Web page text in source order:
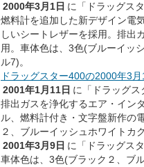
2000年3月1日 に「ドラッグス
燃料計を追加した新デザイン電
しいシートレザーを採用。排出
用。車体色は、3色(ブルーイッ
ル7)。
ドラッグスター400の2000年3
2001年1月11日 に「ドラッグス
排出ガスを浄化するエア・イン
ル、燃料計付き・文字盤新作の
２、ブルーイッシュホワイトカ
2001年3月9日 に「ドラッグス
車体色は、3色(ブラック２、ブ